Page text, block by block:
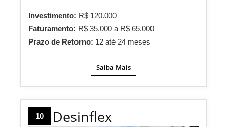
Investimento: R$ 120.000
Faturamento: R$ 35.000 a R$ 65.000
Prazo de Retorno: 12 até 24 meses
Saiba Mais
10 Desinflex